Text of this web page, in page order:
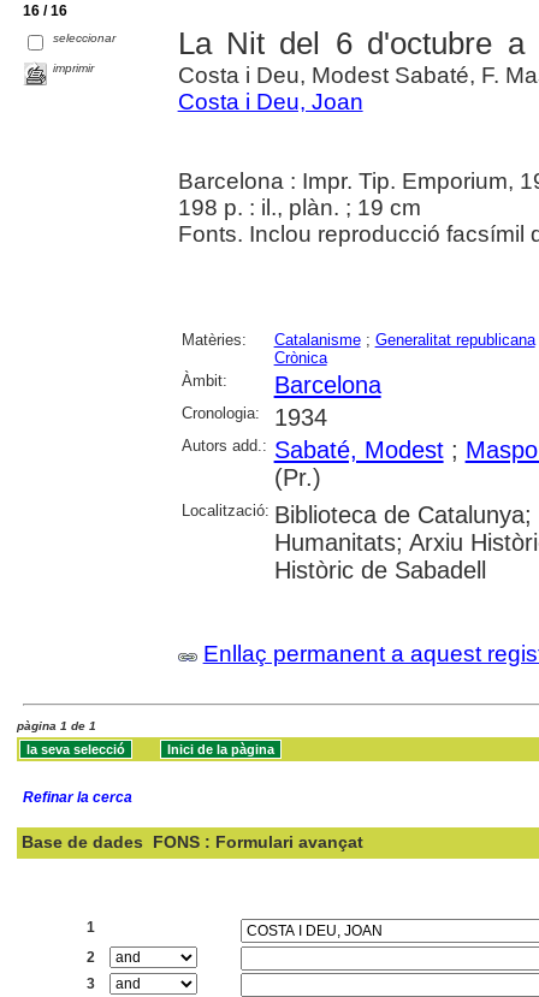
16 / 16
seleccionar
imprimir
La Nit del 6 d'octubre a
Costa i Deu, Modest Sabaté, F.
Costa i Deu, Joan
Barcelona : Impr. Tip. Emporium,
198 p. : il., plàn. ; 19 cm
Fonts. Inclou reproducció facsímil
Matèries: Catalanisme; Generalitat republicana
Crònica
Àmbit:
Barcelona
Cronologia: 1934
Autors add.: Sabaté, Modest;
(Pr.)
Localització: Biblioteca de
Humanitats; Arxiu
Històric de Sabadell
Enllaç permanent a aquest
pàgina 1 de 1
Refinar la cerca
Base de dades FONS : Formulari avançat
1
2
3